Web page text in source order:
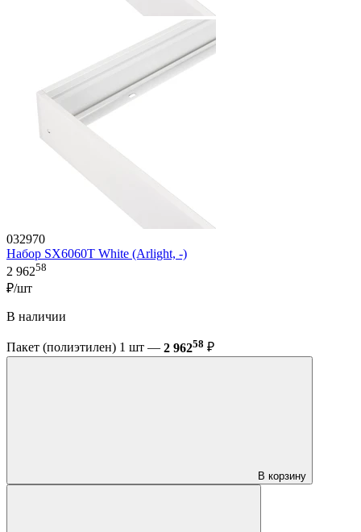
032970
Набор SX6060T White (Arlight, -)
2 96258
₽/шт
В наличии
Пакет (полиэтилен) 1 шт — 2 96258 ₽
В корзину